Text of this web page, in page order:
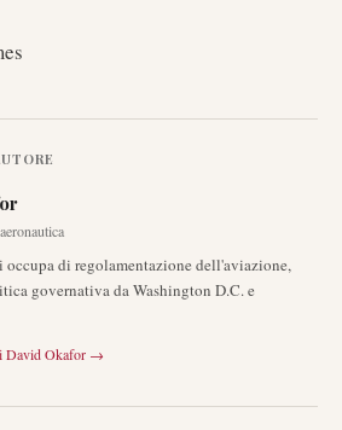
occupa di regolamentazione dell'aviazione,
governativa da Washington D.C. e
David Okafor →